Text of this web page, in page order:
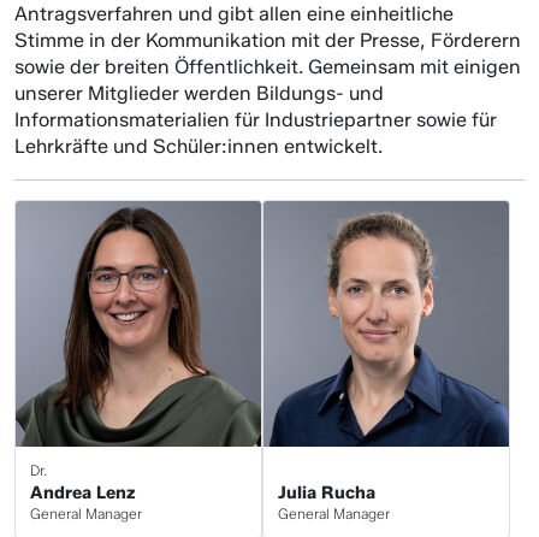
Antragsverfahren und gibt allen eine einheitliche
Stimme in der Kommunikation mit der Presse, Förderern
sowie der breiten Öffentlichkeit. Gemeinsam mit einigen
unserer Mitglieder werden Bildungs- und
Informationsmaterialien für Industriepartner sowie für
Lehrkräfte und Schüler:innen entwickelt.
Dr.
Andrea Lenz
General Manager
Julia Rucha
General Manager